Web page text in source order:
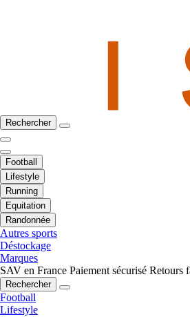
Rechercher
Football
Lifestyle
Running
Equitation
Randonnée
Autres sports
Déstockage
Marques
SAV en France Paiement sécurisé Retours
Rechercher
Football
Lifestyle